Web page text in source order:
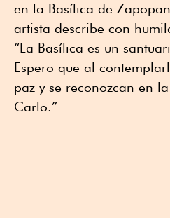
en la Basílica de
artista describe con
“La Basílica es un
Espero que al
paz y se reconozcan en
Carlo.”